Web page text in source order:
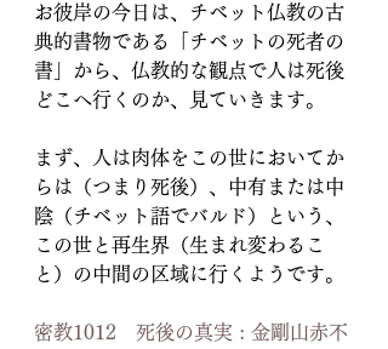
お彼岸の今日は、チベット仏教の古
典的書物である「チベットの死者の
書」から、仏教的な観点で人は死後
どこへ行くのか、見ていきます。
まず、人は肉体をこの世においてか
らは（つまり死後）、中有または中
陰（チベット語でバルド）という、
この世と再生界（生まれ変わるこ
と）の中間の区域に行くようです。
密教1012　死後の真実 : 金剛山赤不